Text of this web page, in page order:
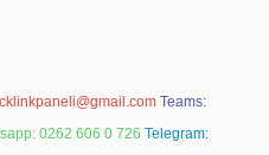
Teams:
0262 606 0 726 Telegram: